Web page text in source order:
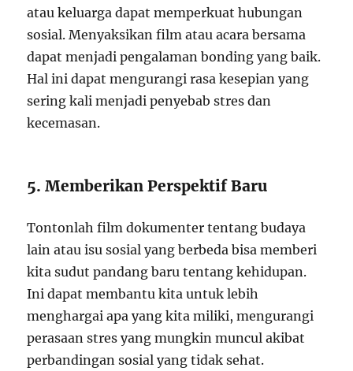
atau keluarga dapat memperkuat hubungan
sosial. Menyaksikan film atau acara bersama
dapat menjadi pengalaman bonding yang baik.
Hal ini dapat mengurangi rasa kesepian yang
sering kali menjadi penyebab stres dan
kecemasan.
5. Memberikan Perspektif Baru
Tontonlah film dokumenter tentang budaya
lain atau isu sosial yang berbeda bisa memberi
kita sudut pandang baru tentang kehidupan.
Ini dapat membantu kita untuk lebih
menghargai apa yang kita miliki, mengurangi
perasaan stres yang mungkin muncul akibat
perbandingan sosial yang tidak sehat.